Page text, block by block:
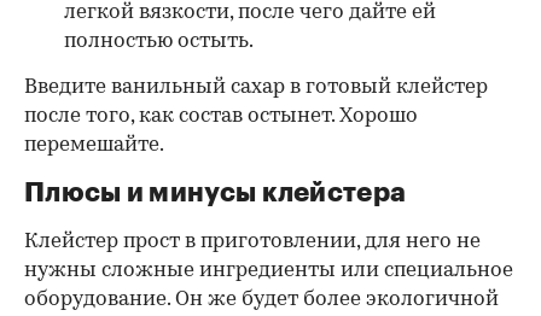
легкой вязкости, после чего дайте ей
полностью остыть.
Введите ванильный сахар в готовый клейстер
после того, как состав остынет. Хорошо
перемешайте.
Плюсы и минусы клейстера
Клейстер прост в приготовлении, для него не
нужны сложные ингредиенты или специальное
оборудование. Он же будет более экологичной